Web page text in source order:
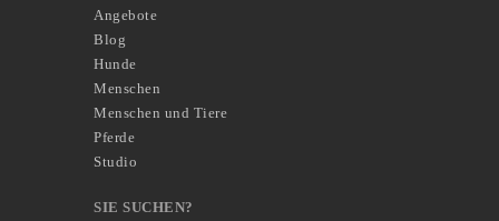
Angebote
Blog
Hunde
Menschen
Menschen und Tiere
Pferde
Studio
SIE SUCHEN?